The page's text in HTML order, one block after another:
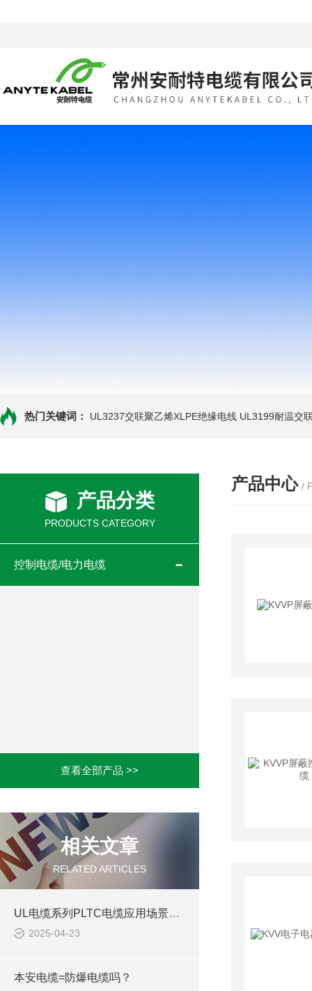
热门关键词： UL3237交联聚乙烯XLPE绝缘电线 UL3199耐温交
产品分类
PRODUCTS CATEGORY
控制电缆/电力电缆
查看全部产品 >>
相关文章
RELATED ARTICLES
UL电缆系列PLTC电缆应用场景及选型注意事项
2025-04-23
本安电缆=防爆电缆吗？
产品中心 /